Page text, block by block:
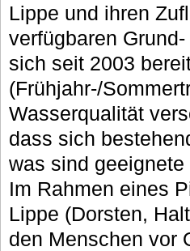
Lippe und ihren
verfügbaren
sich seit 2003
(Frühjahr-/
Wasserqualität
dass sich
was sind
Im Rahmen eines
Lippe (Dorsten,
den Menschen vor